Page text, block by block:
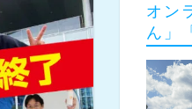
オン
ん」